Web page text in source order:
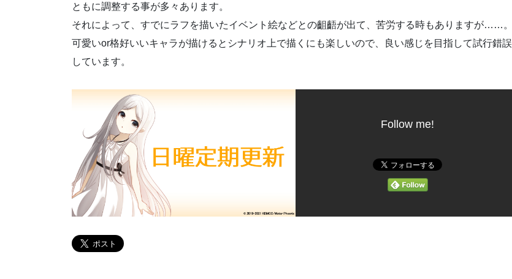
ともに調整する事が多々あります。
それによって、すでにラフを描いたイベント絵などとの齟齬が出て、苦労する時もありますが……。
可愛いor格好いいキャラが描けるとシナリオ上で描くにも楽しいので、良い感じを目指して試行錯誤
しています。
Follow me!